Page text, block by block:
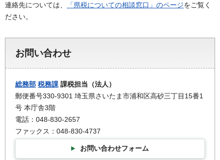
連絡先については、 「県税についての相談窓口」のページをご覧く
ださい。
お問い合わせ
総務部 税務課 課税担当（法人）
郵便番号330-9301 埼玉県さいたま市浦和区高砂三丁目15番1
号 本庁舎3階
電話：048-830-2657
ファックス：048-830-4737
お問い合わせフォーム